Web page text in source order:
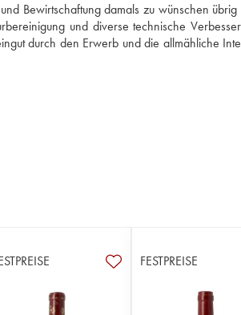
Bewirtschaftung damals zu wünschen übrig
und diverse technische
durch den Erwerb und die allmähliche
FESTPREISE